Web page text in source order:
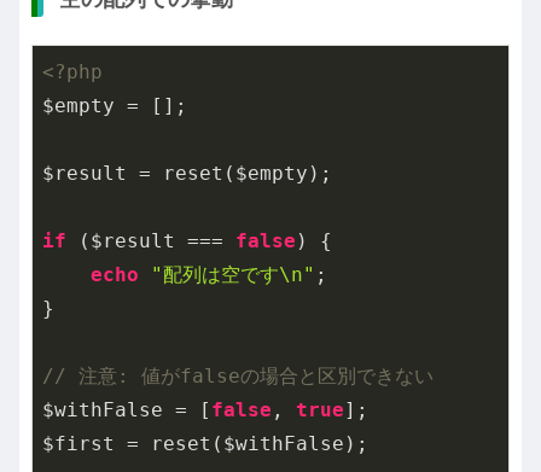
<?php
$empty = [];
$result = reset($empty);
if ($result === false ) {
echo
"配列は空です\n" ;
}
// 注意: 値がfalseの場合と区別できない
$withFalse = [ false , true];
$first = reset($withFalse);